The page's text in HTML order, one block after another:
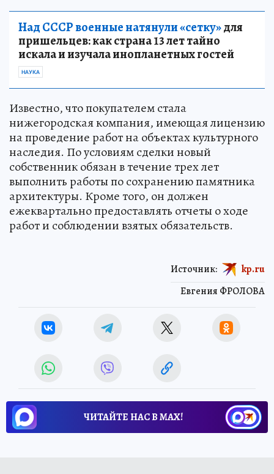
Над СССР военные натянули «сетку»для
пришельцев: как страна 13 лет тайно
искала и изучала инопланетных гостей
НАУКА
Известно, что покупателем стала
нижегородская компания, имеющая лицензию
на проведение работ на объектах культурного
наследия. По условиям сделки новый
собственник обязан в течение трех лет
выполнить работы по сохранению памятника
архитектуры. Кроме того, он должен
ежеквартально предоставлять отчеты о ходе
работ и соблюдении взятых обязательств.
Евгения ФРОЛОВА
Источник: kp.ru
ЧИТАЙТЕ НАС В МАХ!